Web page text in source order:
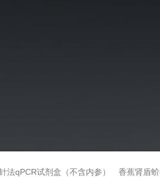
法qPCR试剂盒（不含内参） 香蕉肾盾